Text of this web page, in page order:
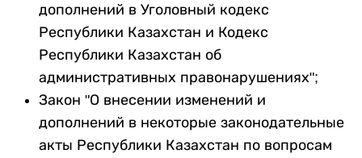
дополнений в Уголовный кодекс
Республики Казахстан и Кодекс
Республики Казахстан об
административных правонарушениях";
Закон "О внесении изменений и
дополнений в некоторые законодательные
акты Республики Казахстан по вопросам